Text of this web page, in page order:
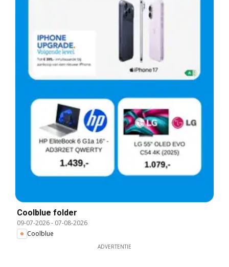
Coolblue folder
09-07-2026- 07-08-2026
Coolblue
ADVERTENTIE